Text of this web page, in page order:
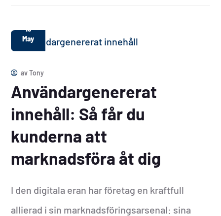
19
May
avTony
Användargenererat
innehåll: Så får du
kunderna att
marknadsföra åt dig
I den digitala eran har företag en kraftfull
allierad i sin marknadsföringsarsenal: sina